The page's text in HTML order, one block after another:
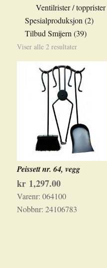
Ventilrister / topprister
Spesialproduksjon (2)
Tilbud Smijern (39)
Viser alle 2 resultaterSortert
etter
nyeste
Peissett nr. 64, vegg
kr1,297.00
Varenr: 064100
Nobbnr: 24106783